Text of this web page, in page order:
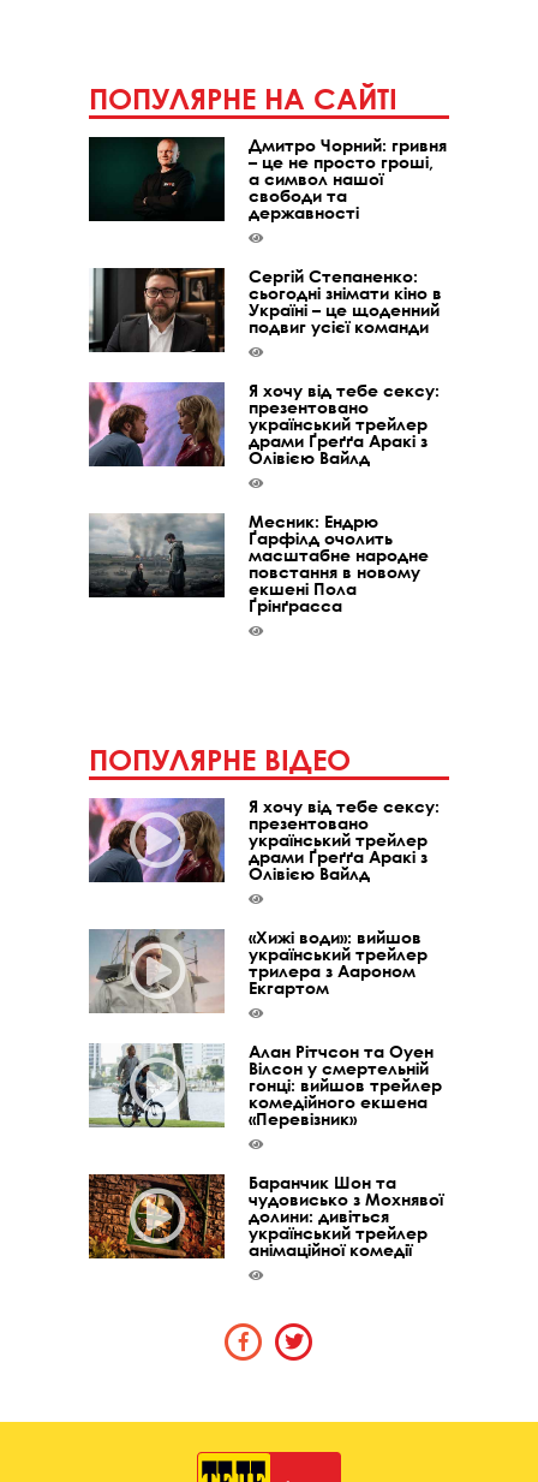
ПОПУЛЯРНЕ НА САЙТІ
Дмитро Чорний: гривня
– це не просто гроші,
а символ нашої
свободи та
державності
Сергій Степаненко:
сьогодні знімати кіно в
Україні – це щоденний
подвиг усієї команди
Я хочу від тебе сексу:
презентовано
український трейлер
драми Ґреґґа Аракі з
Олівією Вайлд
Месник: Ендрю
Ґарфілд очолить
масштабне народне
повстання в новому
екшені Пола
Ґрінґрасса
ПОПУЛЯРНЕ ВІДЕО
Я хочу від тебе сексу:
презентовано
український трейлер
драми Ґреґґа Аракі з
Олівією Вайлд
«Хижі води»: вийшов
український трейлер
трилера з Аароном
Екгартом
Алан Рітчсон та Оуен
Вілсон у смертельній
гонці: вийшов трейлер
комедійного екшена
«Перевізник»
Баранчик Шон та
чудовисько з Мохнявої
долини: дивіться
український трейлер
анімаційної комедії